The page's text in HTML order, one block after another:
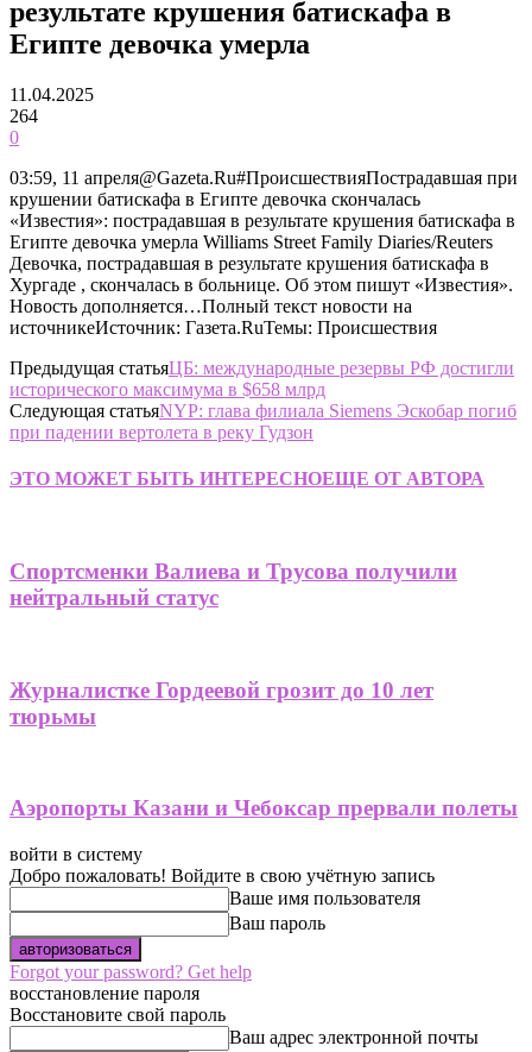
результате крушения батискафа в
Египте девочка умерла
11.04.2025
264
0
03:59, 11 апреля@Gazeta.Ru#ПроисшествияПострадавшая при
крушении батискафа в Египте девочка скончалась
«Известия»: пострадавшая в результате крушения батискафа в
Египте девочка умерла Williams Street Family Diaries/Reuters
Девочка, пострадавшая в результате крушения батискафа в
Хургаде , скончалась в больнице. Об этом пишут «Известия».
Новость дополняется…Полный текст новости на
источникеИсточник: Газета.RuТемы: Происшествия
Предыдущая статьяЦБ: международные резервы РФ достигли
исторического максимума в $658 млрд
Следующая статьяNYP: глава филиала Siemens Эскобар погиб
при падении вертолета в реку Гудзон
ЭТО МОЖЕТ БЫТЬ ИНТЕРЕСНОЕЩЕ ОТ АВТОРА
Спортсменки Валиева и Трусова получили
нейтральный статус
Журналистке Гордеевой грозит до 10 лет
тюрьмы
Аэропорты Казани и Чебоксар прервали полеты
войти в систему
Добро пожаловать! Войдите в свою учётную запись
Ваше имя пользователя
Ваш пароль
Forgot your password? Get help
восстановление пароля
Восстановите свой пароль
Ваш адрес электронной почты